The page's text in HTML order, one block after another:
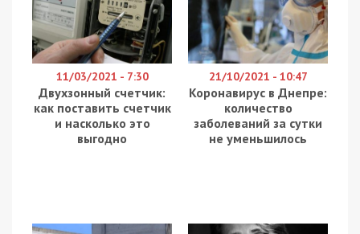
11/03/2021 - 7:30
Двухзонный счетчик:
как поставить счетчик
и насколько это
выгодно
21/10/2021 - 10:47
Коронавирус в Днепре:
количество
заболеваний за сутки
не уменьшилось